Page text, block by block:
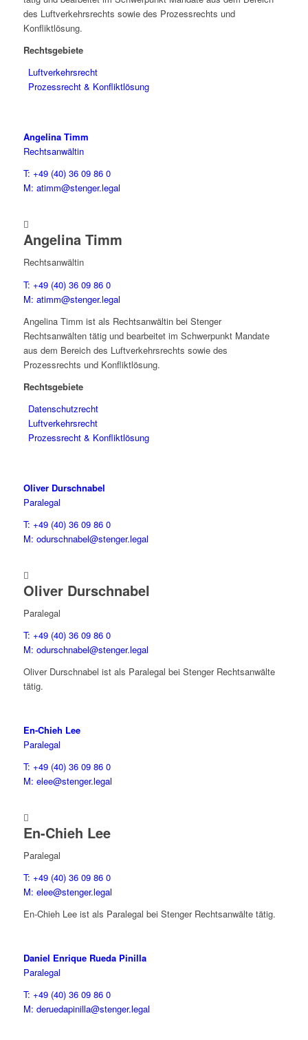
des Luftverkehrsrechts sowie des Prozessrechts und
Konfliktlösung.
Rechtsgebiete
Luftverkehrsrecht
Prozessrecht & Konfliktlösung
Angelina Timm
Rechtsanwältin
T: +49 (40) 36 09 86 0
M: atimm@stenger.legal

Angelina Timm
Rechtsanwältin
T: +49 (40) 36 09 86 0
M: atimm@stenger.legal
Angelina Timm ist als Rechtsanwältin bei Stenger
Rechtsanwälten tätig und bearbeitet im Schwerpunkt Mandate
aus dem Bereich des Luftverkehrsrechts sowie des
Prozessrechts und Konfliktlösung.
Rechtsgebiete
Datenschutzrecht
Luftverkehrsrecht
Prozessrecht & Konfliktlösung
Oliver Durschnabel
Paralegal
T: +49 (40) 36 09 86 0
M: odurschnabel@stenger.legal

Oliver Durschnabel
Paralegal
T: +49 (40) 36 09 86 0
M: odurschnabel@stenger.legal
Oliver Durschnabel ist als Paralegal bei Stenger Rechtsanwälte
tätig.
En-Chieh Lee
Paralegal
T: +49 (40) 36 09 86 0
M: elee@stenger.legal

En-Chieh Lee
Paralegal
T: +49 (40) 36 09 86 0
M: elee@stenger.legal
En-Chieh Lee ist als Paralegal bei Stenger Rechtsanwälte tätig.
Daniel Enrique Rueda Pinilla
Paralegal
T: +49 (40) 36 09 86 0
M: deruedapinilla@stenger.legal